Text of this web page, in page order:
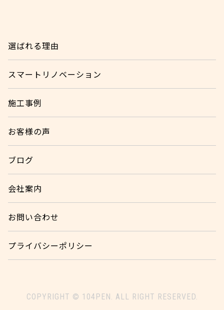
選ばれる理由
スマートリノベーション
施工事例
お客様の声
ブログ
会社案内
お問い合わせ
プライバシーポリシー
COPYRIGHT © 104PEN. ALL RIGHT RESERVED.